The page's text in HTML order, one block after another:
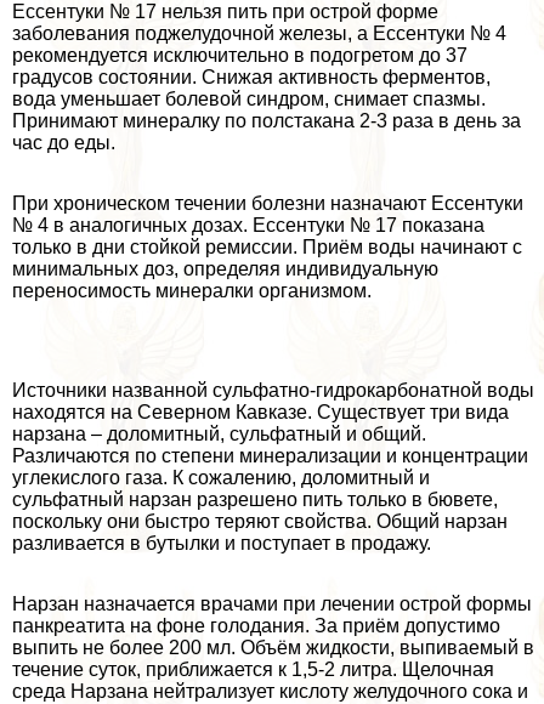
Ессентуки № 17 нельзя пить при острой форме
заболевания поджелудочной железы, а Ессентуки № 4
рекомендуется исключительно в подогретом до 37
градусов состоянии. Снижая активность ферментов,
вода уменьшает болевой синдром, снимает спазмы.
Принимают минералку по полстакана 2-3 раза в день за
час до еды.
При хроническом течении болезни назначают Ессентуки
№ 4 в аналогичных дозах. Ессентуки № 17 показана
только в дни стойкой ремиссии. Приём воды начинают с
минимальных доз, определяя индивидуальную
переносимость минералки организмом.
Источники названной сульфатно-гидрокарбонатной воды
находятся на Северном Кавказе. Существует три вида
нарзана – доломитный, сульфатный и общий.
Различаются по степени минерализации и концентрации
углекислого газа. К сожалению, доломитный и
сульфатный нарзан разрешено пить только в бювете,
поскольку они быстро теряют свойства. Общий нарзан
разливается в бутылки и поступает в продажу.
Нарзан назначается врачами при лечении острой формы
панкреатита на фоне голодания. За приём допустимо
выпить не более 200 мл. Объём жидкости, выпиваемый в
течение суток, приближается к 1,5-2 литра. Щелочная
среда Нарзана нейтрализует кислоту желудочного сока и